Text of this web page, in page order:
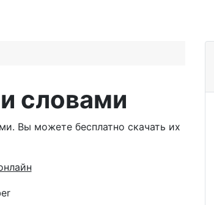
словами
Вы можете бесплатно скачать их